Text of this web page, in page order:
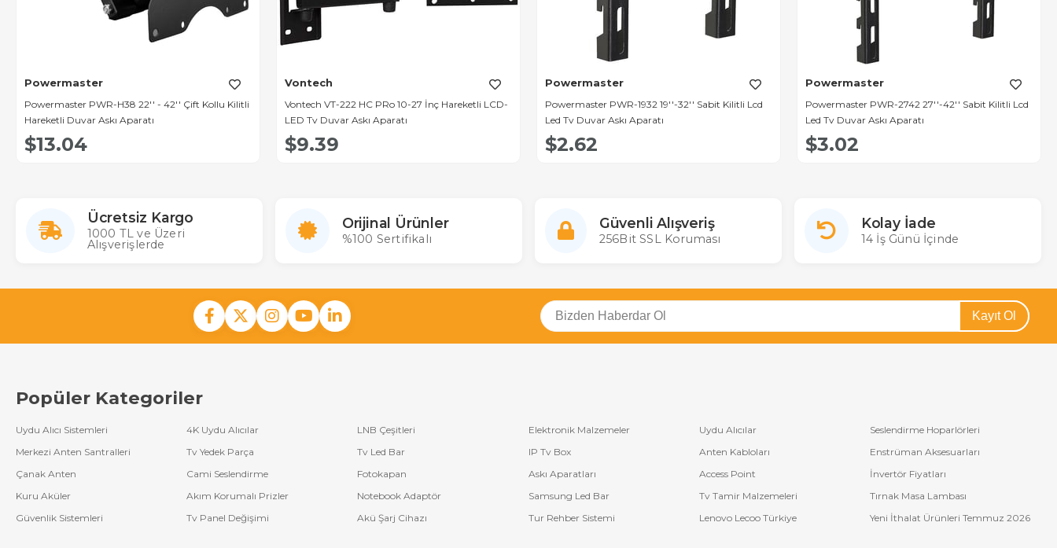
Powermaster
Powermaster PWR-H38 22'' - 42'' Çift Kollu Kilitli
Hareketli Duvar Askı Aparatı
$13.04
Vontech
Vontech VT-222 HC PRo 10-27 İnç Hareketli LCD-
LED Tv Duvar Askı Aparatı
$9.39
Powermaster
Powermaster PWR-1932 19''-32'' Sabit Kilitli Lcd
Led Tv Duvar Askı Aparatı
$2.62
Powermaster
Powermaster PWR-2742 27''-42'' Sabit Kilitli Lcd
Led Tv Duvar Askı Aparatı
$3.02
Ücretsiz Kargo
1000 TL ve Üzeri
Alışverişlerde
Orijinal Ürünler
%100 Sertifikalı
Güvenli Alışveriş
256Bit SSL Koruması
Kolay İade
14 İş Günü İçinde
Kayıt Ol
Popüler Kategoriler
Uydu Alıcı Sistemleri 4K Uydu Alıcılar LNB Çeşitleri Elektronik Malzemeler Uydu Alıcılar
Seslendirme Hoparlörleri
Merkezi Anten Santralleri
Tv Yedek Parça Tv Led Bar IP Tv Box Anten Kabloları
Enstrüman Aksesuarları
Çanak Anten
Cami Seslendirme Fotokapan Askı Aparatları Access Point
İnvertör Fiyatları
Kuru Aküler
Akım Korumalı Prizler Notebook Adaptör Samsung Led Bar Tv Tamir Malzemeleri
Tırnak Masa Lambası
Güvenlik Sistemleri
Tv Panel Değişimi Akü Şarj Cihazı Tur Rehber Sistemi Lenovo Lecoo Türkiye Yeni İthalat Ürünleri Temmuz 2026